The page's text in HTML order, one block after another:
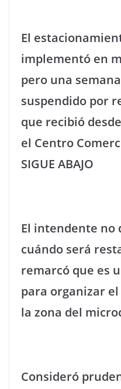
El
implementó en
pero una
suspendido por
que recibió
el Centro
SIGUE ABAJO
El intendente no
cuándo será
remarcó que es
para organizar
la zona del
Consideró